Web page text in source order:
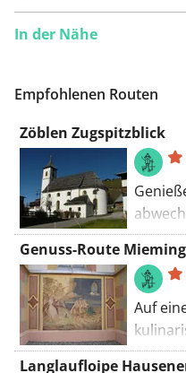
In der Nähe
Empfohlenen Routen
Zöblen Zugspitzblick
Zöblen
einen
dem
Tiere
Genuss-Route
Auf
begibt
Langlaufloipe